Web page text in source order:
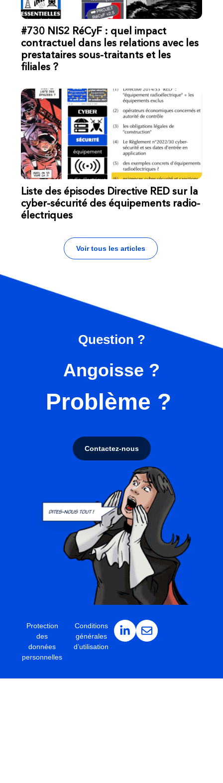
#730 NIS2 RéCyF : quel impact
contractuel dans les relations avec les
prestataires sous-traitants et les
filiales ?
Liste des épisodes Directive RED sur la
cyber-sécurité des équipements radio-
électriques
Voir tous les articles
Question ?
Angoisse ?
Problème ?
Contactez-nous
Protection
des
données
personnelles
Conditions
générales
d’utilisation